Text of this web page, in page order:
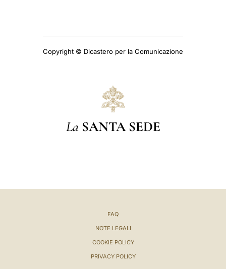
Copyright © Dicastero per la Comunicazione
La SANTA SEDE
FAQ
NOTE LEGALI
COOKIE POLICY
PRIVACY POLICY